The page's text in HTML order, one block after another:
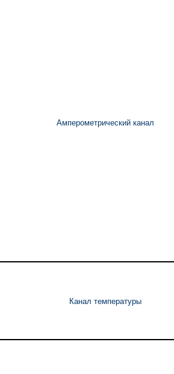
Амперометрический канал
Канал температуры